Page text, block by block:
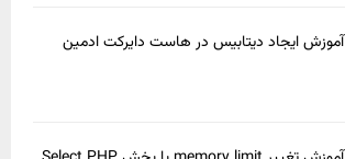
آموزش ایجاد دیتابیس در هاست دایرکت ادمین